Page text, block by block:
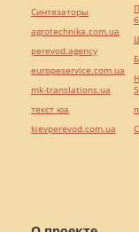
Синтезаторы
agrotechnika.com.ua
perevod.agency
europeservice.com.ua
mk-translations.ua
текст юа
kievperevod.com.ua